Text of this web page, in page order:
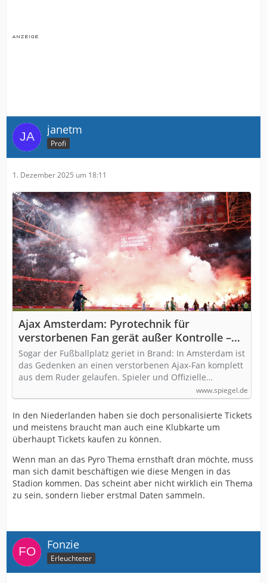
janetm
Profi
1. Dezember 2025 um 18:11
Ajax Amsterdam: Pyrotechnik für
verstorbenen Fan gerät außer Kontrolle –
Spiel abgebrochen
Sogar der Fußballplatz geriet in Brand: In Amsterdam ist
das Gedenken an einen verstorbenen Ajax-Fan komplett
aus dem Ruder gelaufen. Spieler und Offizielle…
www.spiegel.de
In den Niederlanden haben sie doch personalisierte Tickets
und meistens braucht man auch eine Klubkarte um
überhaupt Tickets kaufen zu können.
Wenn man an das Pyro Thema ernsthaft dran möchte, muss
man sich damit beschäftigen wie diese Mengen in das
Stadion kommen. Das scheint aber nicht wirklich ein Thema
zu sein, sondern lieber erstmal Daten sammeln.
Fonzie
Erleuchteter